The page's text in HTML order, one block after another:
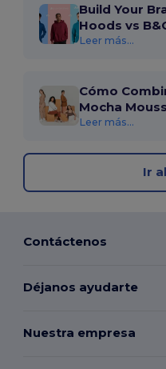
Build Your
Hoods vs
Leer más...
Cómo
Mocha
Leer más...
Ir
Contáctenos
Déjanos ayudarte
Nuestra empresa